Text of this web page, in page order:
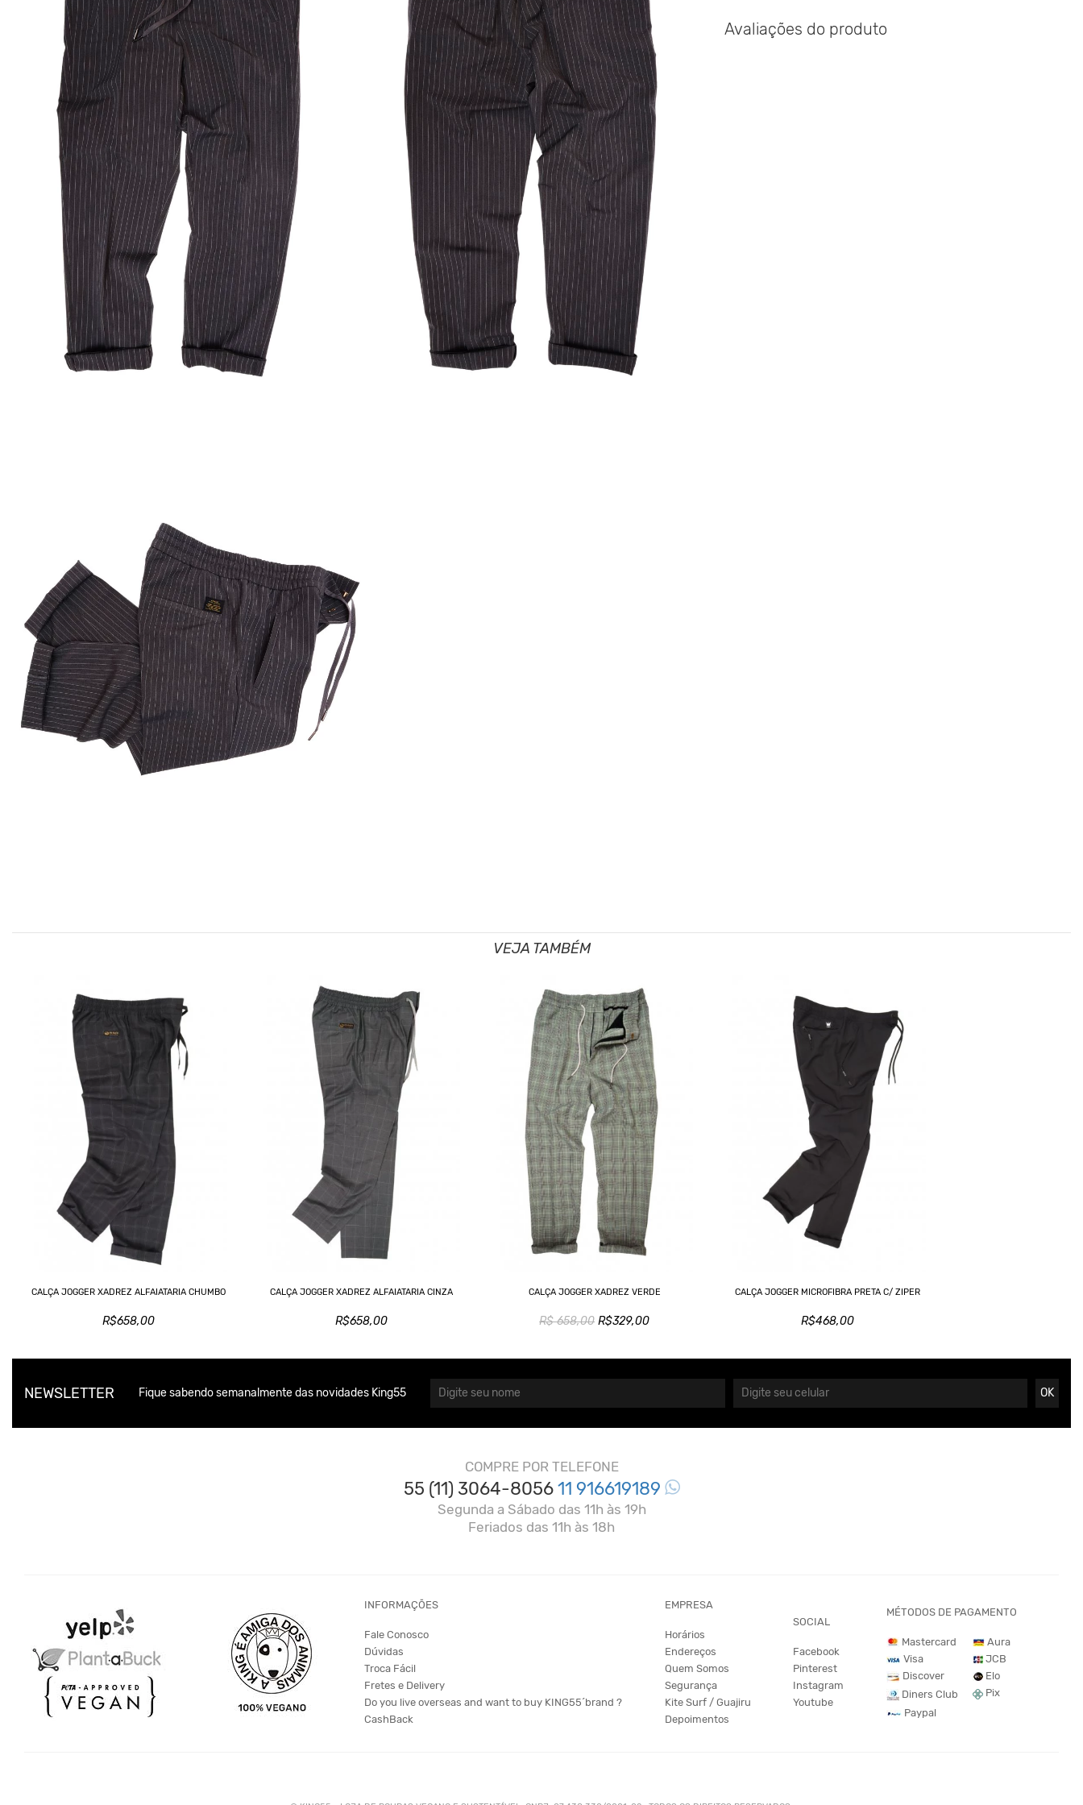
Avaliações do produto
VEJA TAMBÉM
CALÇA JOGGER XADREZ ALFAIATARIA CHUMBO
R$658,00
CALÇA JOGGER XADREZ ALFAIATARIA CINZA
R$658,00
CALÇA JOGGER XADREZ VERDE
R$ 658,00 R$329,00
CALÇA JOGGER MICROFIBRA PRETA C/ ZIPER
R$468,00
NEWSLETTER Fique sabendo semanalmente das novidades King55 OK
COMPRE POR TELEFONE
55 (11) 3064-805611 916619189
Segunda a Sábado das 11h às 19h
Feriados das 11h às 18h
INFORMAÇÕES
Fale Conosco
Dúvidas
Troca Fácil
Fretes e Delivery
Do you live overseas and want to buy KING55´brand ?
CashBack
EMPRESA
Horários
Endereços
Quem Somos
Segurança
Kite Surf / Guajiru
Depoimentos
SOCIAL
Facebook
Pinterest
Instagram
Youtube
MÉTODOS DE PAGAMENTO
Mastercard
Visa
Discover
Diners Club
Paypal
Aura
JCB
Elo
Pix